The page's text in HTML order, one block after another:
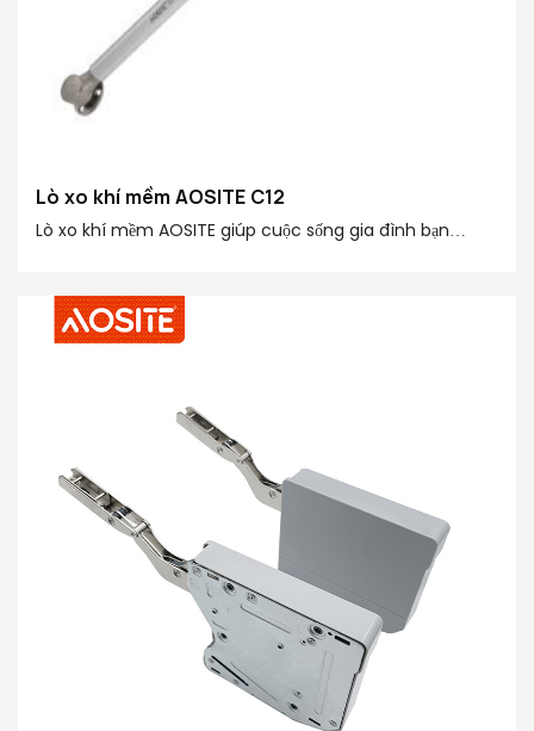
Lò xo khí mềm AOSITE C12
Lò xo khí mềm AOSITE giúp cuộc sống gia đình bạn
từ thép cao cấp, POM và ống hoàn thiện 20#, cung cấp
lực hỗ trợ mạnh mẽ 20N-150N, phù hợp với cửa lật có
dàng. Thiết kế chuyển động thủy lực hướng xuống ngăn
ngừa các nguy cơ mất an toàn tiềm ẩn. Nó có chức
năng giữ nguyên vị trí được thiết kế đặc biệt, cho phép
bạn dừng cửa lật ở bất kỳ góc độ nào theo nhu cầu của